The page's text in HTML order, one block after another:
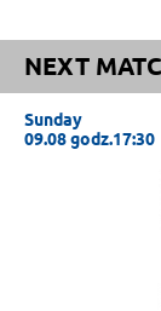
NEXT
Sunday
09.08 godz.17:30